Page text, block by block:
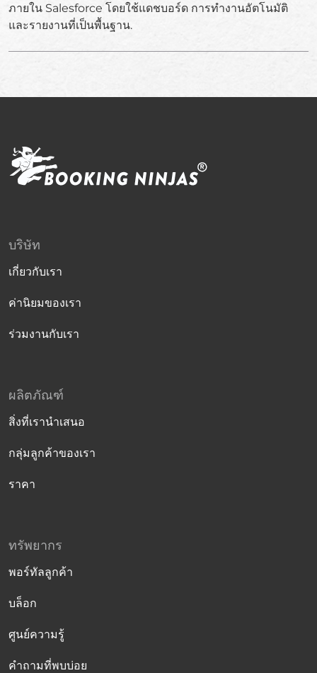
ภายใน Salesforce โดยใช้แดชบอร์ด การทำงานอัตโนมัติ
และรายงานที่เป็นพื้นฐาน.
บริษัท
เกี่ยวกับเรา
ค่านิยมของเรา
ร่วมงานกับเรา
ผลิตภัณฑ์
สิ่งที่เรานำเสนอ
กลุ่มลูกค้าของเรา
ราคา
ทรัพยากร
พอร์ทัลลูกค้า
บล็อก
ศูนย์ความรู้
คำถามที่พบบ่อย